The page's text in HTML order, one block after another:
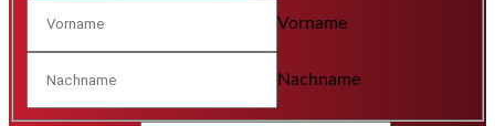
Vorname
Nachname